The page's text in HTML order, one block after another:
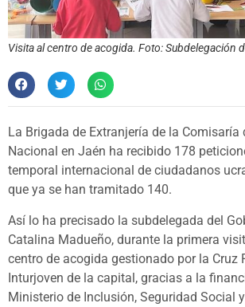
Visita al centro de acogida. Foto: Subdelegación
La Brigada de Extranjería de la Comisaría
Nacional en Jaén ha recibido 178
temporal internacional de ciudadanos
que ya se han tramitado 140.
Así lo ha precisado la subdelegada del
Catalina Madueño, durante la primera
centro de acogida gestionado por la Cruz
Inturjoven de la capital, gracias a la
Ministerio de Inclusión, Seguridad Social